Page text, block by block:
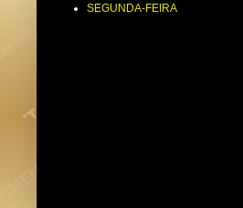
SEGUNDA-FEIRA